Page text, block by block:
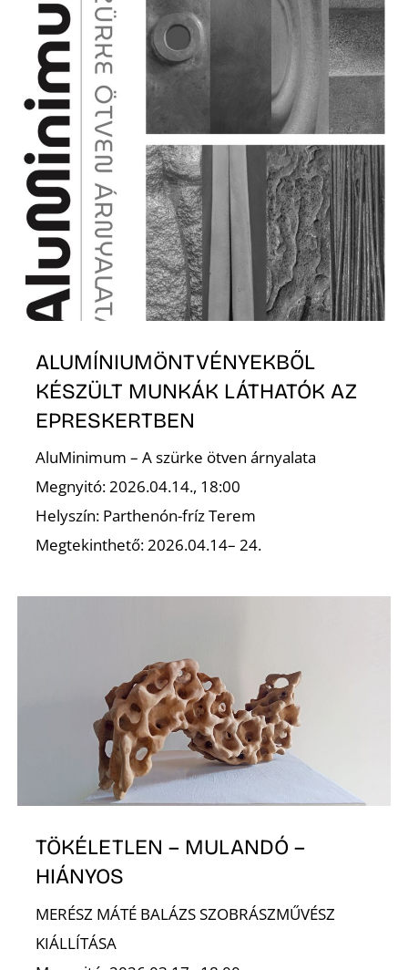
ALUMÍNIUMÖNTVÉNYEKBŐL
KÉSZÜLT MUNKÁK LÁTHATÓK AZ
EPRESKERTBEN
AluMinimum – A szürke ötven árnyalata
Megnyitó: 2026.04.14., 18:00
Helyszín: Parthenón-fríz Terem
Megtekinthető: 2026.04.14– 24.
TÖKÉLETLEN – MULANDÓ –
HIÁNYOS
MERÉSZ MÁTÉ BALÁZS SZOBRÁSZMŰVÉSZ
KIÁLLÍTÁSA